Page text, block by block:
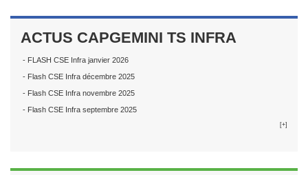
ACTUS CAPGEMINI TS INFRA
- FLASH CSE Infra janvier 2026
- Flash CSE Infra décembre 2025
- Flash CSE Infra novembre 2025
- Flash CSE Infra septembre 2025
[+]